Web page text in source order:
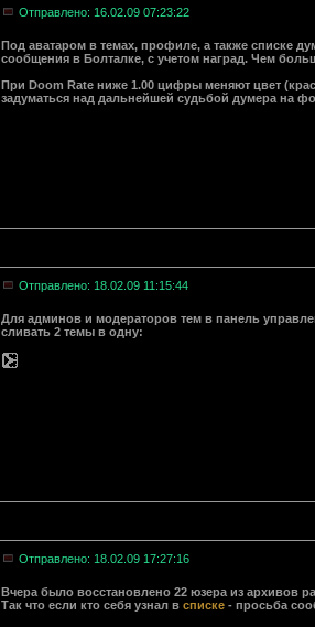
Отправлено: 16.02.09 07:23:22
Под аватаром в темах, профиле, а также списке
сообщения в Болталке, с учетом наград. Чем
При Doom Rate ниже 1.00 цифры меняют цвет
задуматься над дальнейшей судьбой думера на
Отправлено: 18.02.09 11:15:44
Для админов и модераторов тем в панель
сливать 2 темы в одну:
Отправлено: 18.02.09 17:27:16
Вчера было восстановлено 22 юзера из архивов
Так что если кто себя узнал в списке - просьба